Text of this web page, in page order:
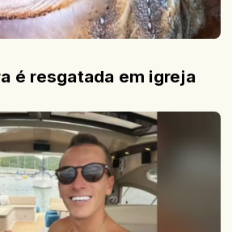
é resgatada em igreja